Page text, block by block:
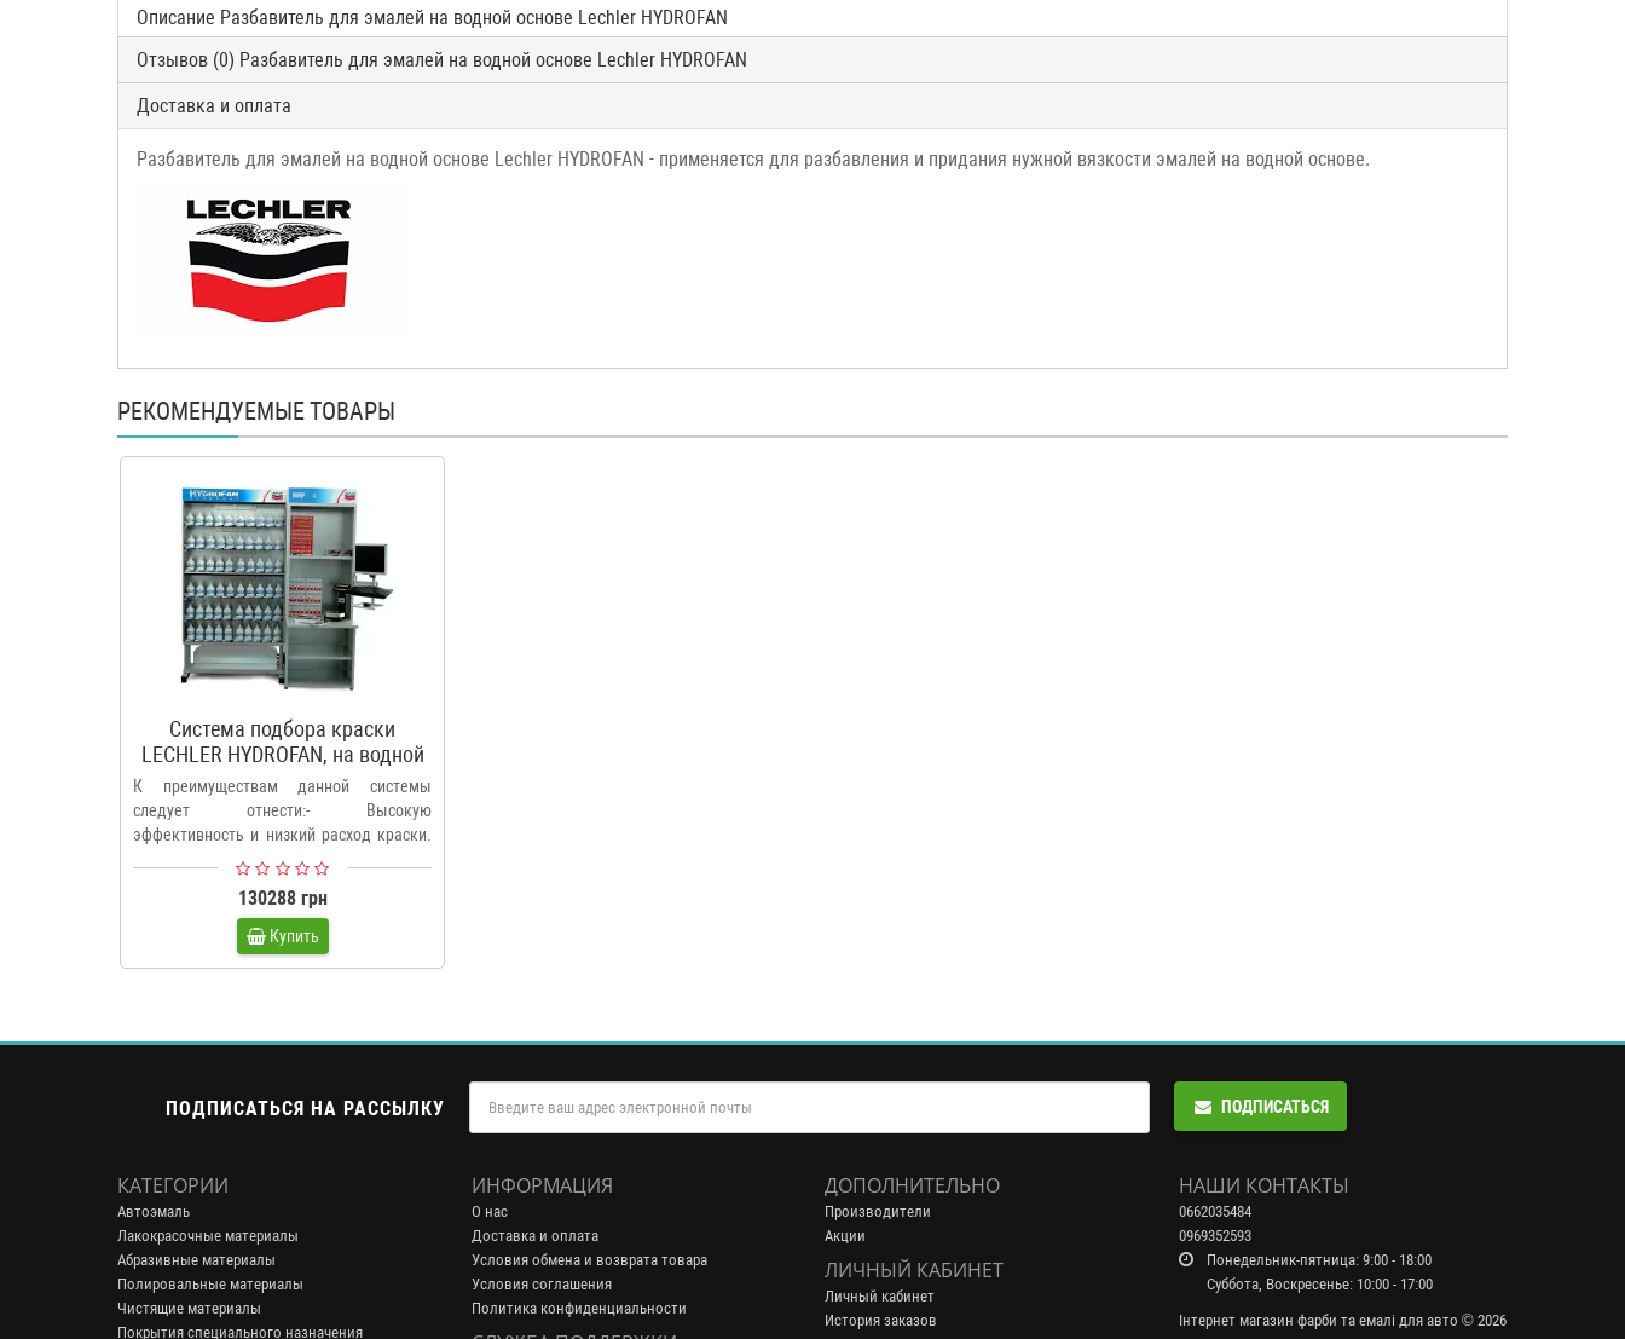
Описание Разбавитель для эмалей на водной основе Lechler HYDROFAN
Отзывов (0) Разбавитель для эмалей на водной основе Lechler HYDROFAN
Доставка и оплата
Разбавитель для эмалей на водной основе Lechler HYDROFAN - применяется для разбавления и придания нужной вязкости эмалей на водной основе.
РЕКОМЕНДУЕМЫЕ ТОВАРЫ
Система подбора краски
LECHLER HYDROFAN, на водной
основе.
К преимуществам данной системы
следует отнести:- Высокую
эффективность и низкий расход краски.
130288 грн
Купить
ПОДПИСАТЬСЯ НА РАССЫЛКУ ПОДПИСАТЬСЯ
КАТЕГОРИИ
Автоэмаль
Лакокрасочные материалы
Абразивные материалы
Полировальные материалы
Чистящие материалы
Покрытия специального назначения
ИНФОРМАЦИЯ
О нас
Доставка и оплата
Условия обмена и возврата товара
Условия соглашения
Политика конфиденциальности
ДОПОЛНИТЕЛЬНО
Производители
Акции
ЛИЧНЫЙ КАБИНЕТ
Личный кабинет
История заказов
НАШИ КОНТАКТЫ
0662035484
0969352593
Понедельник-пятница: 9:00 - 18:00
Суббота, Воскресенье: 10:00 - 17:00
Інтернет магазин фарби та емалі для авто © 2026